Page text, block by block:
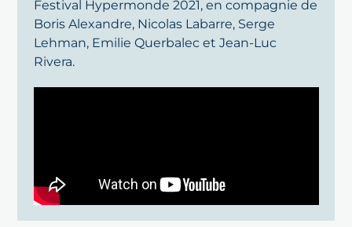
Festival Hypermonde 2021, en compagnie de
Boris Alexandre, Nicolas Labarre, Serge
Lehman, Emilie Querbalec et Jean-Luc
Rivera.